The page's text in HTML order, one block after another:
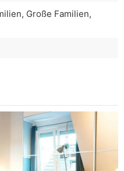
Große Familien,